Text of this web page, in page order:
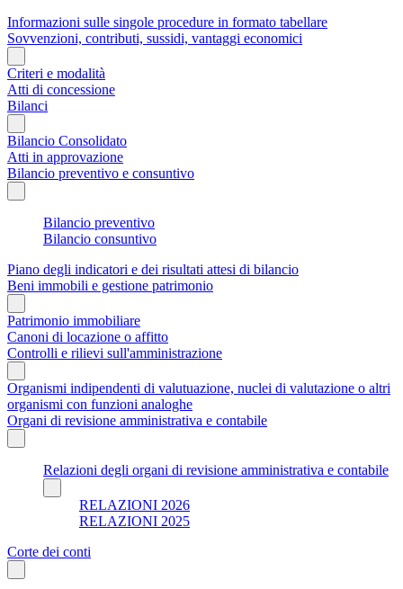
Informazioni sulle singole procedure in formato tabellare
Sovvenzioni, contributi, sussidi, vantaggi economici
Criteri e modalità
Atti di concessione
Bilanci
Bilancio Consolidato
Atti in approvazione
Bilancio preventivo e consuntivo
Bilancio preventivo
Bilancio consuntivo
Piano degli indicatori e dei risultati attesi di bilancio
Beni immobili e gestione patrimonio
Patrimonio immobiliare
Canoni di locazione o affitto
Controlli e rilievi sull'amministrazione
Organismi indipendenti di valutuazione, nuclei di valutazione o altri
organismi con funzioni analoghe
Organi di revisione amministrativa e contabile
Relazioni degli organi di revisione amministrativa e contabile
RELAZIONI 2026
RELAZIONI 2025
Corte dei conti